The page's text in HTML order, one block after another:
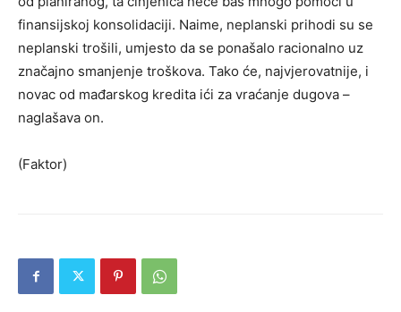
finansijskoj konsolidaciji. Naime, neplanski prihodi su se
neplanski trošili, umjesto da se ponašalo racionalno uz
značajno smanjenje troškova. Tako će, najvjerovatnije, i
novac od mađarskog kredita ići za vraćanje dugova –
naglašava on.
(Faktor)